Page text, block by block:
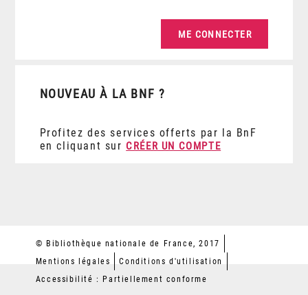
NOUVEAU À LA BNF ?
Profitez des services offerts par la BnF
en cliquant sur CRÉER UN COMPTE
© Bibliothèque nationale de France, 2017
Mentions légales
Conditions d'utilisation
Accessibilité : Partiellement conforme